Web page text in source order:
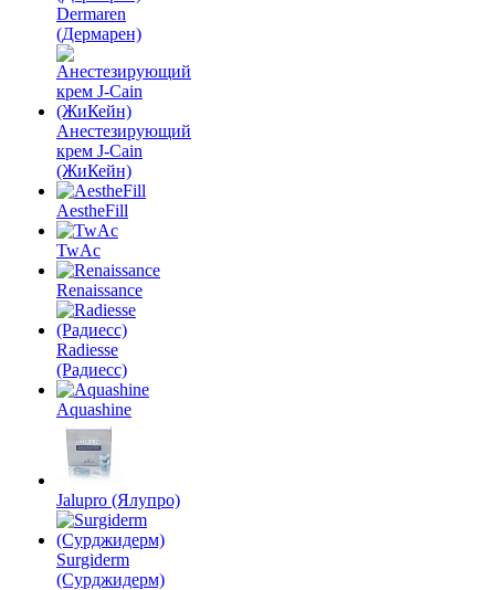
Dermaren
(Дермарен)
Анестезирующий
крем J-Cain
(ЖиКейн)
AestheFill
TwAc
Renaissance
Radiesse
(Радиесс)
Aquashine
Jalupro (Ялупро)
Surgiderm
(Сурджидерм)